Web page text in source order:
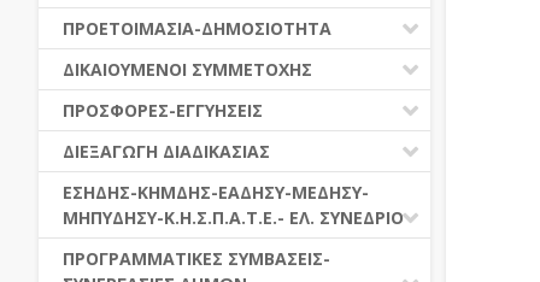
ΣΥΓΚΕΝΤΡΩΤΙΚΕΣ ΔΙΑΔΙΚΑΣΙΕΣ
ΑΝΑΘΕΣΗΣ
ΠΙΝΑΚΕΣ ΔΗΜΟΣΝΕΤ
ΠΕΔΙΟ ΕΦΑΡΜΟΓΗΣ-ΕΝΑΡΞΗ ΙΣΧΥΟΣ
ΗΛΕΚΤΡΟΝΙΚΑ ΜΕΣΑ
ΓΕΝΙΚΕΣ ΑΡΧΕΣ ΚΑΙ ΚΑΝΟΝΕΣ
ΑΞΙΑ ΣΥΜΒΑΣΗΣ
ΕΙΔΗ ΣΥΜΒΑΣΕΩΝ
ΔΙΑΦΟΡΑ
ΠΡΟΕΤΟΙΜΑΣΙΑ-ΔΗΜΟΣΙΟΤΗΤΑ
ΓΝΩΜΟΔΟΤΙΚΑ ΟΡΓΑΝΑ-ΕΠΙΤΡΟΠΕΣ
ΠΡΟΕΤΟΙΜΑΣΙΑ
ΕΓΓΡΑΦΑ ΤΗΣ ΣΥΜΒΑΣΗΣ
ΔΗΜΟΣΙΕΥΣΕΙΣ
ΕΝΑΡΞΗ-ΠΡΟΘΕΣΜΙΕΣ
ΔΙΚΑΙΟΥΜΕΝΟΙ ΣΥΜΜΕΤΟΧΗΣ
ΔΙΚΑΙΟΥΜΕΝΟΙ ΣΥΜΜΕΤΟΧΗΣ
ΚΡΙΤΗΡΙΑ ΕΠΙΛΟΓΗΣ
ΛΟΓΟΙ ΑΠΟΚΛΕΙΣΜΟΥ
ΔΙΚΑΙΟΛΟΓΗΤΙΚΑ ΛΟΓΩΝ
ΑΠΟΚΛΕΙΣΜΟΥ & ΚΡΙΤΗΡΙΩΝ
ΕΠΙΛΟΓΗΣ
ΕΕΕΣ
ΠΡΟΣΦΟΡΕΣ-ΕΓΓΥΗΣΕΙΣ
ΕΓΓΥΗΣΕΙΣ
ΠΡΟΣΦΟΡΕΣ
ΔΙΕΞΑΓΩΓΗ ΔΙΑΔΙΚΑΣΙΑΣ
ΑΞΙΟΛΟΓΗΣΗ ΚΑΙ ΑΝΑΘΕΣΗ
ΑΠΟΤΕΛΕΣΜΑ ΔΙΑΔΙΚΑΣΙΑΣ
ΠΡΟΣΦΥΓΕΣ-ΕΝΣΤΑΣΕΙΣ
ΕΣΗΔΗΣ-ΚΗΜΔΗΣ-ΕΑΔΗΣΥ-ΜΕΔΗΣΥ-
ΜΗΠΥΔΗΣΥ-Κ.Η.Σ.Π.Α.Τ.Ε.- ΕΛ. ΣΥΝΕΔΡΙΟ
ΕΑΑΔΗΣΥ
ΠΡΟΓΡΑΜΜΑΤΙΚΕΣ ΣΥΜΒΑΣΕΙΣ-